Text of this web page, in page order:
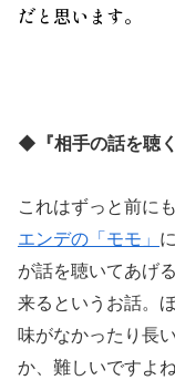
だと思います。
◆『相手の話を聴く
これはずっと前に
エンデの「モモ」
が話を聴いてあげ
来るというお話。
味がなかったり長
か、難しいですよ